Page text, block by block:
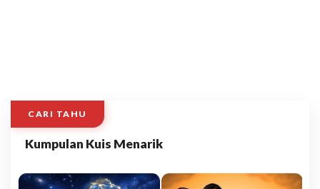
CARI TAHU
Kumpulan Kuis Menarik